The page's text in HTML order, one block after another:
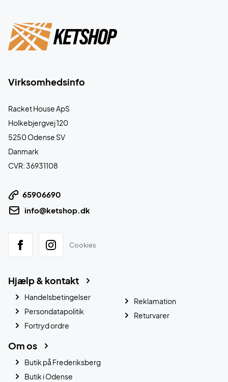
Virksomhedsinfo
Racket House ApS
Holkebjergvej 120
5250 Odense SV
Danmark
CVR: 36931108
65906690
info@ketshop.dk
Cookies
Hjælp & kontakt
Handelsbetingelser
Persondatapolitik
Fortryd ordre
Reklamation
Returvarer
Om os
Butik på Frederiksberg
Butik i Odense